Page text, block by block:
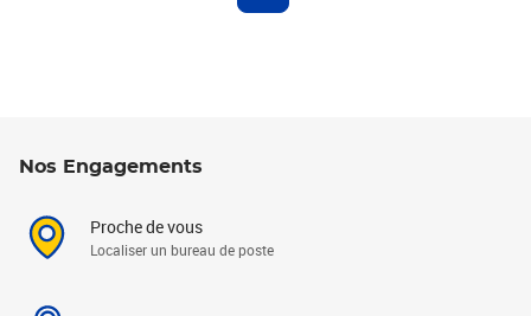
Nos Engagements
Proche de vous
Localiser un bureau de poste